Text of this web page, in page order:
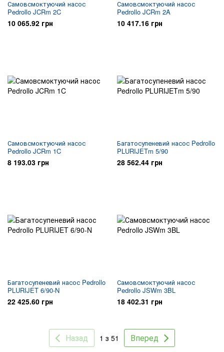
Самовсмоктуючий насос
Pedrollo JCRm 2C
10 065.92 грн
Самовсмоктуючий насос
Pedrollo JCRm 2A
10 417.16 грн
Самовсмоктуючий насос
Pedrollo JCRm 1C
8 193.03 грн
Багатосупеневий насос Pedrollo
PLURIJETm 5/90
28 562.44 грн
Багатосупеневий насос Pedrollo
PLURIJET 6/90-N
22 425.60 грн
Самовсмоктуючий насос
Pedrollo JSWm 3BL
18 402.31 грн
Назад 1 з 51 Вперед